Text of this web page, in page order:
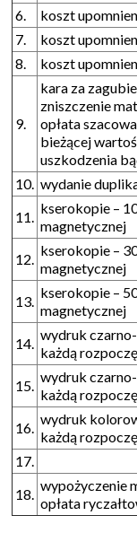
6. koszt
7.
koszt
8.
koszt
9.
kara za
zniszczenie
opłata
bieżącej
uszkodzenia
10. wydanie
11.
kserokopie –
magnetycznej
12.
kserokopie –
magnetycznej
13.
kserokopie –
magnetycznej
14.
wydruk
każdą
15.
wydruk
każdą
16.
wydruk
każdą
17.
18.
wypożyczenie
opłata